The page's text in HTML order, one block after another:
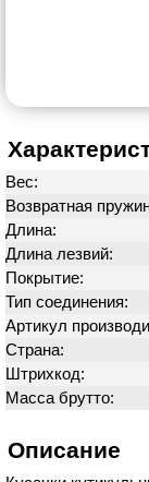
Вес:
Возвратная
Длина:
Длина лезвий:
Покрытие:
Тип соединения:
Артикул
Страна:
Штрихкод:
Масса брутто:
Описание